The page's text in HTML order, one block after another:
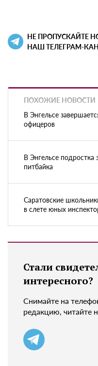
НЕ ПРОПУСКАЙТЕ
НАШ ТЕЛЕГРАМ-
ПОХОЖИЕ НОВОСТИ
В Энгельсе
офицеров
В Энгельсе подростка
питбайка
Саратовские
в слете юных
Стали
интересного?
Снимайте на
редакцию, читайте